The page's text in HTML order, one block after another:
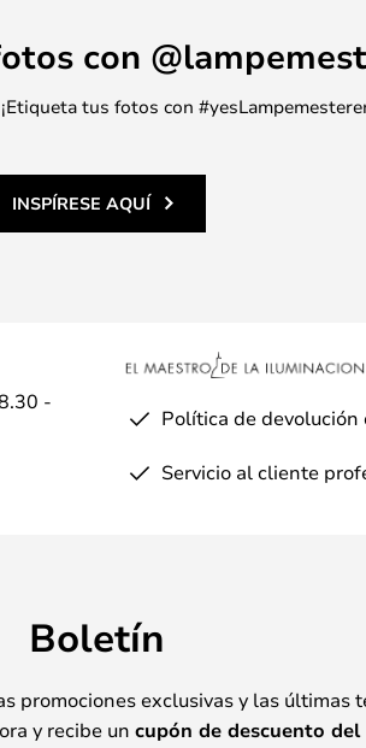
con
tus fotos con
INSPÍRESE AQUÍ
-
Política de devolución
Servicio al cliente
Boletín
promociones exclusivas y las últimas
y recibe un cupón de descuento del